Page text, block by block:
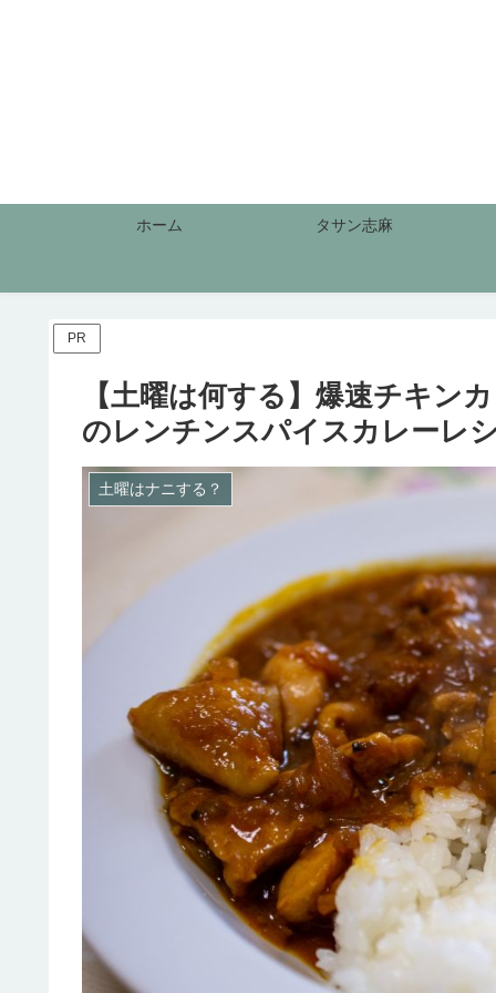
ホーム タサン志麻
PR
【土曜は何する】爆速チキン
のレンチンスパイスカレーレ
土曜はナニする？